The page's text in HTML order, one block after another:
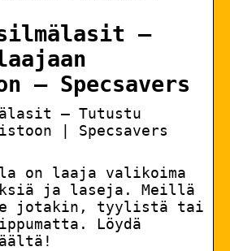
–
– Specsavers
– Tutustu
| Specsavers
on laaja valikoima
ja laseja. Meillä
jotakin, tyylistä tai
Löydä